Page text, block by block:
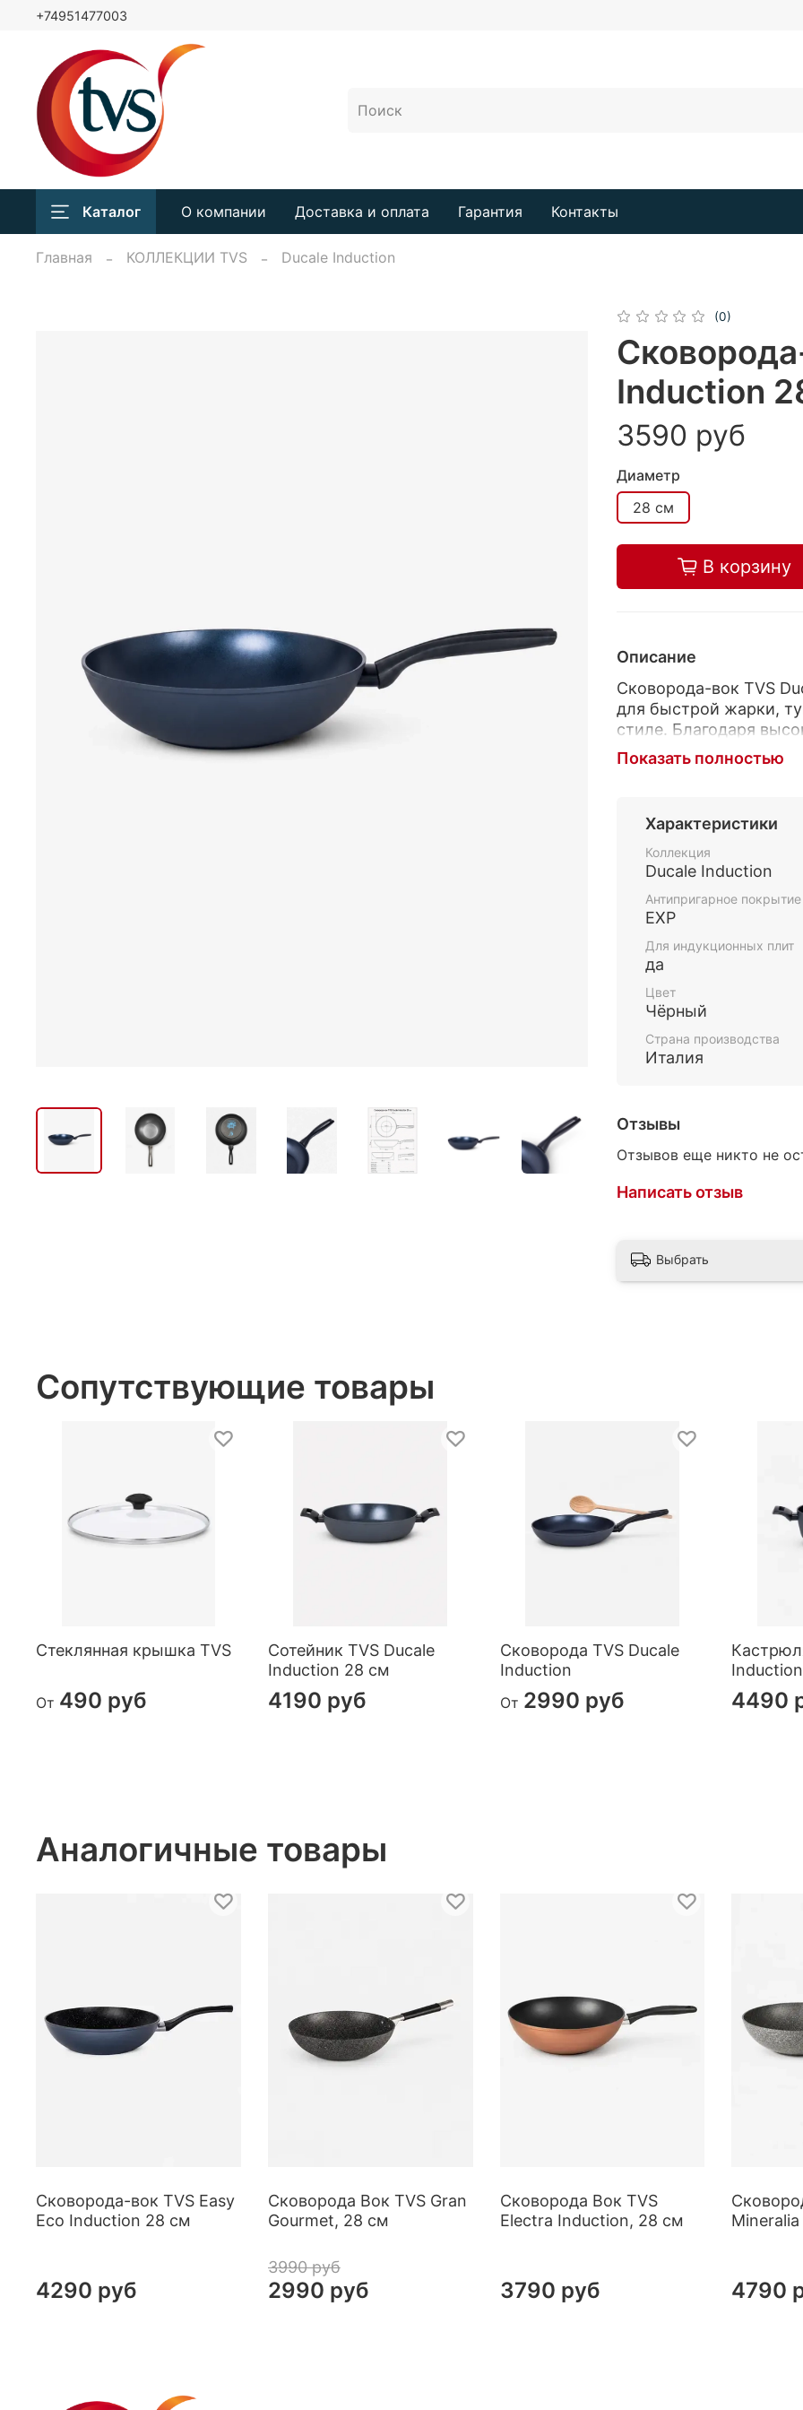
+74951477003
Каталог О компании Доставка и оплата Гарантия Контакты
Главная КОЛЛЕКЦИИ TVS Ducale Induction
(0)
Induction
3590 руб
Диаметр
28 см
В корзину
Описание
Сковорода-вок TVS
для быстрой жарки,
стиле. Благодаря
овощи, мясо, птицу,
количеством
которое помогает
облегчает уход за
делает вок удобным
готовки.
Сковорода-вок TVS
включая
равномерному
сохранения текстуры
подходит для
TVS Ducale Induction
Показать полностью
Характеристики
Коллекция
Ducale Induction
Антипригарное покрытие
EXP
Для индукционных плит
да
Цвет
Чёрный
Страна производства
Италия
Отзывы
Отзывов еще никто не
Написать отзыв
Выбрать
Сопутствующие товары
Стеклянная крышка TVS
От 490 руб
Сотейник TVS Ducale
Induction 28 см
4190 руб
Сковорода TVS Ducale
Induction
От 2990 руб
Induction
4490
Аналогичные товары
Сковорода-вок TVS Easy
Eco Induction 28 см
4290 руб
Сковорода Вок TVS Gran
Gourmet, 28 см
3990 руб
2990 руб
Сковорода Вок TVS
Electra Induction, 28 см
3790 руб 4790